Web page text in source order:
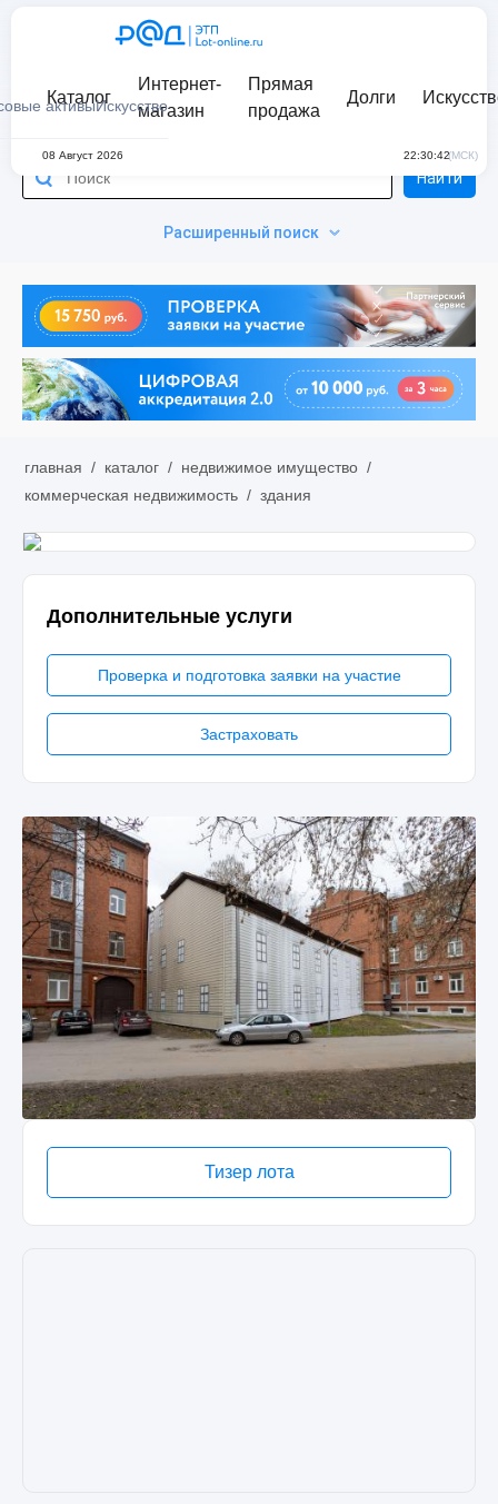
активыИскусство
Каталог
Интернет-
магазин
Прямая
продажа
Долги
08 Август 2026 22:30:42(МСК)
Расширенный поиск
Найти
главная / каталог / недвижимое имущество /
коммерческая недвижимость / здания
Дополнительные услуги
Проверка и подготовка заявки на участие
Застраховать
Тизер лота